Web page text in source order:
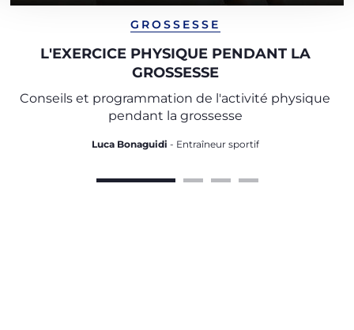
GROSSESSE
L'EXERCICE PHYSIQUE PENDANT LA
GROSSESSE
Conseils et programmation de l'activité physique
pendant la grossesse
Luca Bonaguidi - Entraîneur sportif